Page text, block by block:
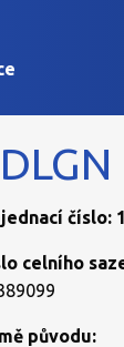
číslo:
celního
původu: